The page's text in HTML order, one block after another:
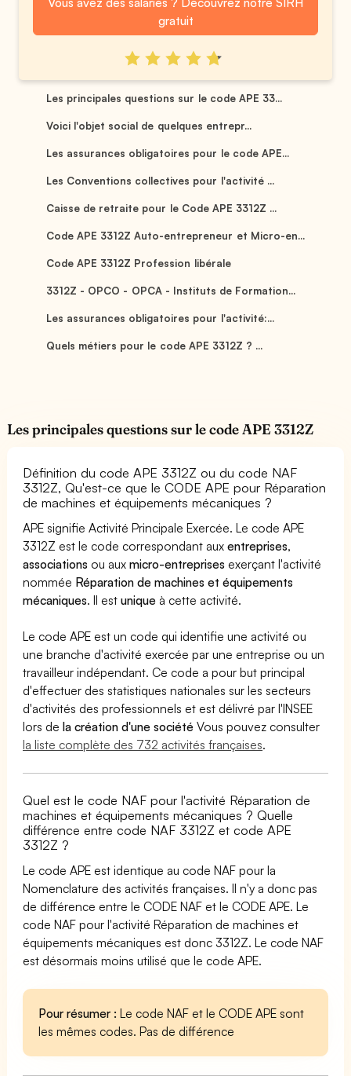
gratuit
Les principales questions sur le code APE 33...
Voici l'objet social de quelques entrepr...
Les assurances obligatoires pour le code APE...
Les Conventions collectives pour l'activité ...
Caisse de retraite pour le Code APE 3312Z ...
Code APE 3312Z Auto-entrepreneur et Micro-en...
Code APE 3312Z Profession libérale
3312Z - OPCO - OPCA - Instituts de Formation...
Les assurances obligatoires pour l'activité:...
Quels métiers pour le code APE 3312Z ? ...
Les principales questions sur le code APE 3312Z
Définition du code APE 3312Z ou du code NAF
3312Z, Qu'est-ce que le CODE APE pour Réparation
de machines et équipements mécaniques ?
APE signifie Activité Principale Exercée. Le code APE
3312Z est le code correspondant auxentreprises,
associations ou auxmicro-entreprises exerçant l'activité
nommée Réparation de machines et équipements
mécaniques. Il estunique à cette activité.
Le code APE est un code qui identifie une activité ou
une branche d'activité exercée par une entreprise ou un
travailleur indépendant. Ce code a pour but principal
d'effectuer des statistiques nationales sur les secteurs
d'activités des professionnels et est délivré par l'INSEE
lors dela création d'une société Vous pouvez consulter
la liste complète des 732 activités françaises.
Quel est le code NAF pour l'activité Réparation de
machines et équipements mécaniques ? Quelle
différence entre code NAF 3312Z et code APE
3312Z ?
Le code APE est identique au code NAF pour la
Nomenclature des activités françaises. Il n'y a donc pas
de différence entre le CODE NAF et le CODE APE. Le
code NAF pour l'activité Réparation de machines et
équipements mécaniques est donc 3312Z. Le code NAF
est désormais moins utilisé que le code APE.
Pour résumer : Le code NAF et le CODE APE sont
les mêmes codes. Pas de différence